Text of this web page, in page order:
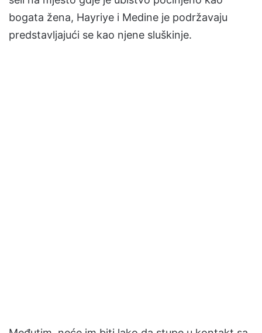
bogata žena, Hayriye i Medine je podržavaju
predstavljajući se kao njene sluškinje.